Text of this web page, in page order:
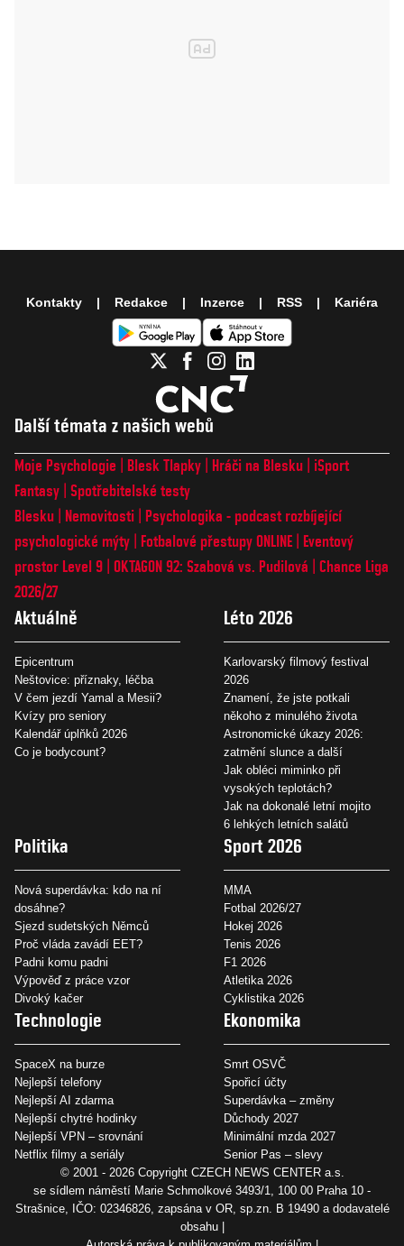
Další témata z našich webů
Moje Psychologie Blesk Tlapky Hráči na Blesku
iSport
Fantasy Spotřebitelské testy
Blesku
Nemovitosti
Psychologika - podcast rozbíjející
psychologické mýty
Fotbalové přestupy ONLINE
Eventový
prostor Level 9 OKTAGON 92: Szabová vs. Pudilová
Chance Liga
2026/27
Aktuálně
Epicentrum
Neštovice: příznaky, léčba
V čem jezdí Yamal a Mesii?
Kvízy pro seniory
Kalendář úplňků 2026
Co je bodycount?
Léto 2026
Karlovarský filmový festival
2026
Znamení, že jste potkali
někoho z minulého života
Astronomické úkazy 2026:
zatmění slunce a další
Jak obléci miminko při
vysokých teplotách?
Jak na dokonalé letní mojito
6 lehkých letních salátů
Politika
Nová superdávka: kdo na ní
dosáhne?
Sjezd sudetských Němců
Proč vláda zavádí EET?
Padni komu padni
Výpověď z práce vzor
Divoký kačer
Sport 2026
MMA
Fotbal 2026/27
Hokej 2026
Tenis 2026
F1 2026
Atletika 2026
Cyklistika 2026
Technologie
SpaceX na burze
Nejlepší telefony
Nejlepší AI zdarma
Nejlepší chytré hodinky
Nejlepší VPN – srovnání
Netflix filmy a seriály
Ekonomika
Smrt OSVČ
Spořicí účty
Superdávka – změny
Důchody 2027
Minimální mzda 2027
Senior Pas – slevy
Kontakty Redakce Inzerce RSS Kariéra
© 2001 - 2026 Copyright CZECH NEWS CENTER a.s.
se sídlem náměstí Marie Schmolkové 3493/1, 100 00 Praha 10 -
Strašnice, IČO: 02346826, zapsána v OR, sp.zn. B 19490 a dodavatelé
obsahu